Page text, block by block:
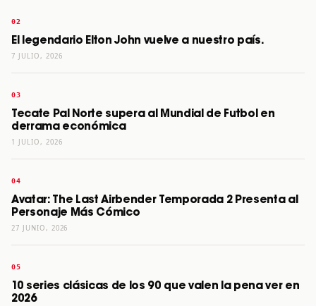
El legendario Elton John vuelve a nuestro país.
7 JULIO, 2026
Tecate Pal Norte supera al Mundial de Futbol en
derrama económica
1 JULIO, 2026
Avatar: The Last Airbender Temporada 2 Presenta al
Personaje Más Cómico
27 JUNIO, 2026
10 series clásicas de los 90 que valen la pena ver en
2026